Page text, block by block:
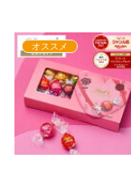
オススメ